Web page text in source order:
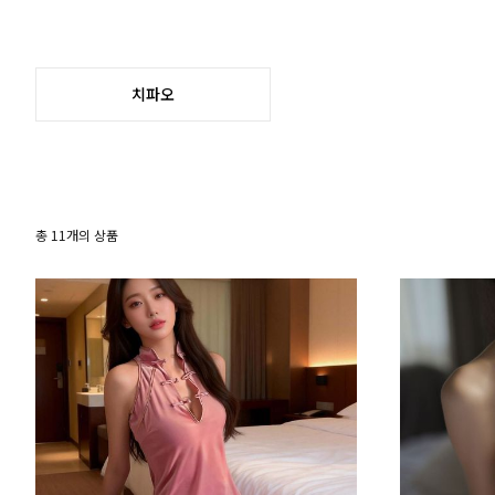
치파오
총 11개의 상품